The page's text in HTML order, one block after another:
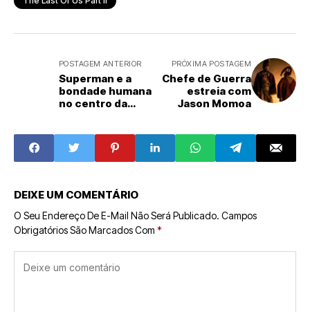
POSTAGEM ANTERIOR
Superman e a
bondade humana
no centro da
PRÓXIMA POSTAGEM
Chefe de Guerra
estreia com
Jason Momoa
DEIXE UM COMENTÁRIO
O Seu Endereço De E-Mail Não Será Publicado. Campos
Obrigatórios São Marcados Com *